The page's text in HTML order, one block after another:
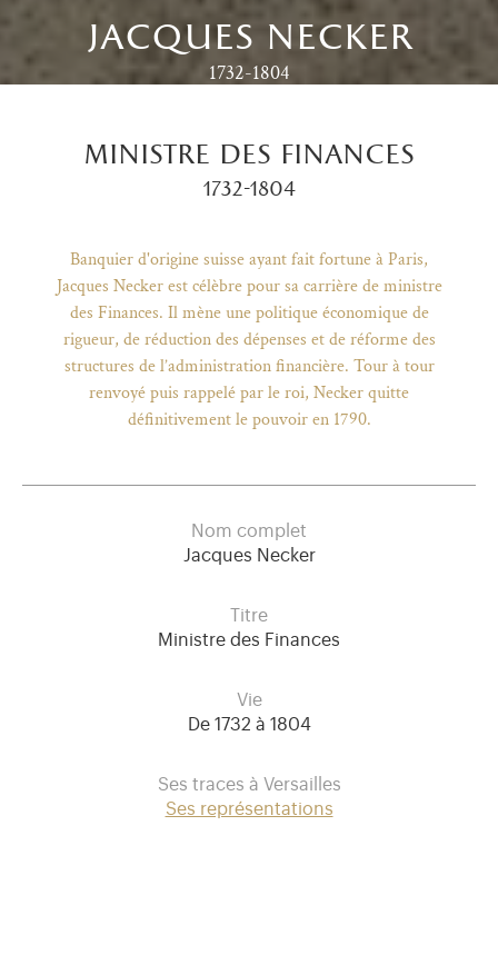
onglet)
nouvel onglet)
fenêtre modale)
de l'application (ouverture dans un nouvel onglet)
jacques necker
1732-1804
ministre des finances
1732-1804
Banquier d'origine suisse ayant fait fortune à Paris,
Jacques Necker est célèbre pour sa carrière de ministre
des Finances. Il mène une politique économique de
rigueur, de réduction des dépenses et de réforme des
structures de l’administration financière. Tour à tour
renvoyé puis rappelé par le roi, Necker quitte
définitivement le pouvoir en 1790.
Nom complet
Jacques Necker
Titre
Ministre des Finances
Vie
De 1732 à 1804
Ses traces à Versailles
Ses représentations